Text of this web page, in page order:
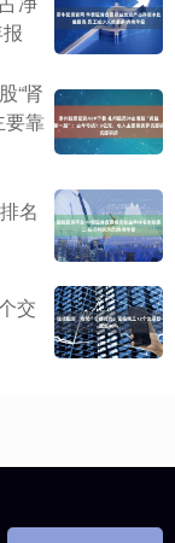
“肾
要靠
名
交